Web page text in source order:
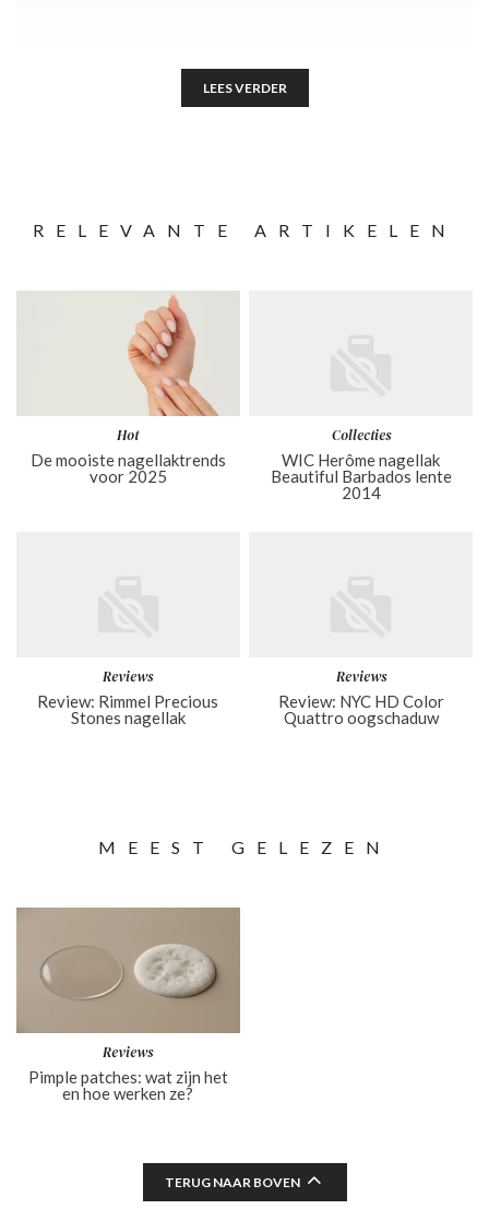
LEES VERDER
RELEVANTE ARTIKELEN
Hot
De mooiste nagellaktrends
voor 2025
Collecties
WIC Herôme nagellak
Beautiful Barbados lente
2014
Reviews
Review: Rimmel Precious
Stones nagellak
Reviews
Review: NYC HD Color
Quattro oogschaduw
MEEST GELEZEN
Reviews
Pimple patches: wat zijn het
en hoe werken ze?
TERUG NAAR BOVEN